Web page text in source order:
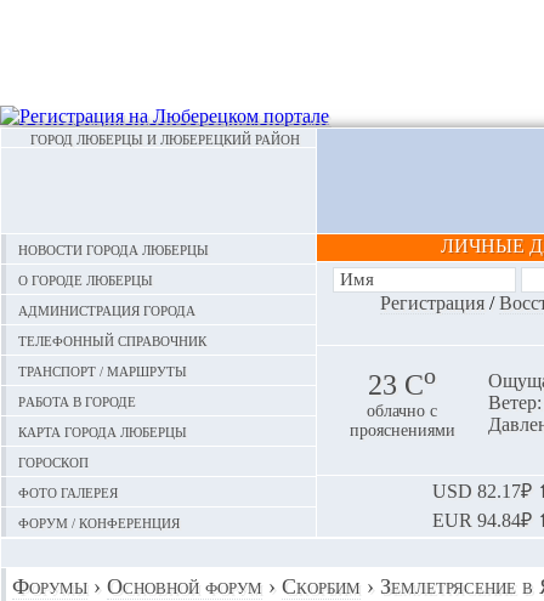
ГОРОД ЛЮБЕРЦЫ И ЛЮБЕРЕЦКИЙ РАЙОН
Новости города Люберцы
О городе Люберцы
Администрация города
Телефонный справочник
Транспорт / маршруты
Работа в городе
Карта города Люберцы
Гороскоп
Фото галерея
Форум / конференция
ЛИЧНЫЕ
Регистрация/
23 Сo
облачно с
прояснениями
USD 82.17₽
EUR 94.84₽
Форумы › Основной форум › Скорбим › Землетрясение в